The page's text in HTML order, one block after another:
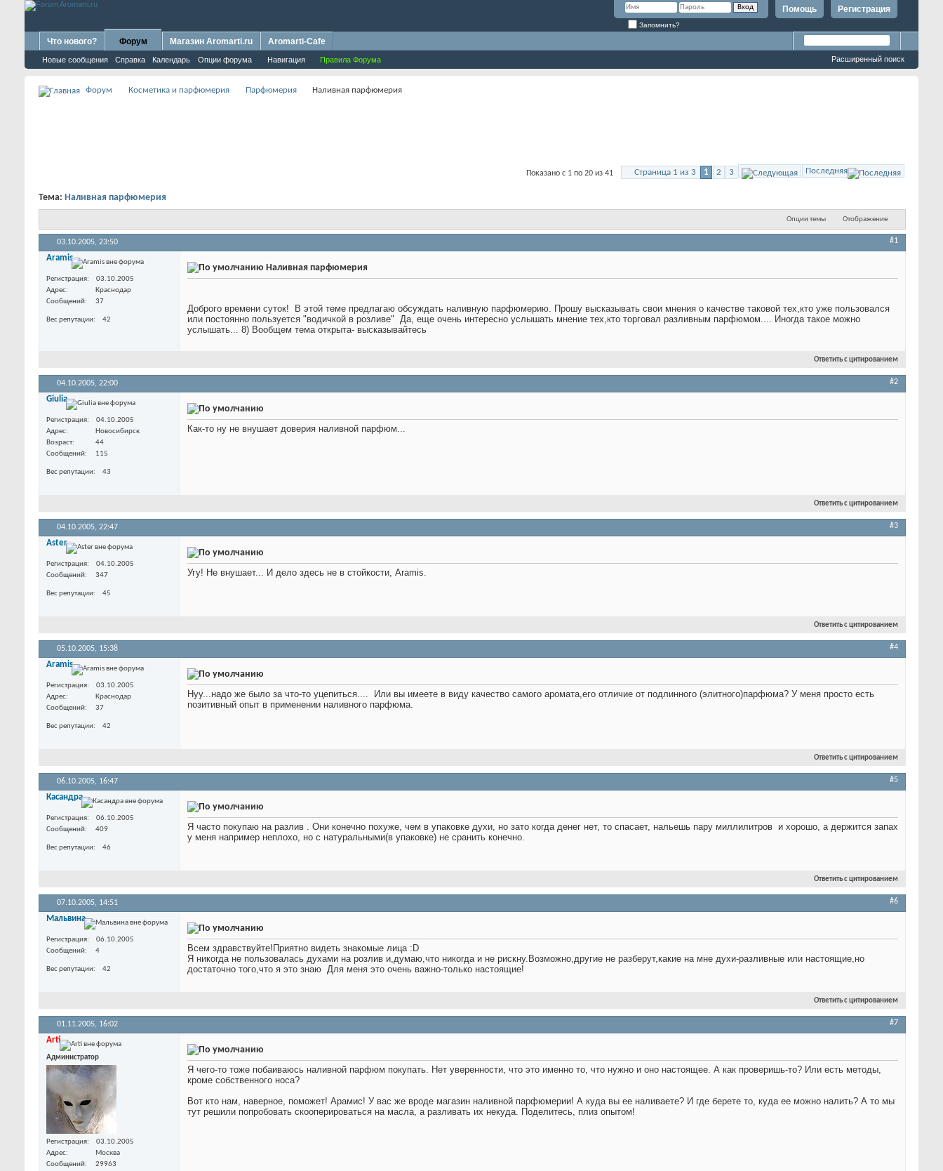
Регистрация
Помощь
Запомнить?
Что нового? Форум
Новые сообщения Справка Календарь Опции форума Навигация Правила Форума
Магазин Aromarti.ru Aromarti-Cafe
Расширенный поиск
Форум Косметика и парфюмерия Парфюмерия Наливная парфюмерия
Страница 1 из 3 1 2 3 Последняя
Показано с 1 по 20 из 41
Тема: Наливная парфюмерия
Опции темы Отображение
03.10.2005, 23:50 #1
Aramis
Регистрация
03.10.2005
Адрес
Краснодар
Сообщений
37
Вес репутации 42
Наливная парфюмерия
Доброго времени суток!
В этой теме предлагаю обсуждать наливную парфюмерию. Прошу высказывать свои мнения о качестве таковой тех,кто уже пользовался
или постоянно пользуется "водичкой в розливе" Да, еще очень интересно услышать мнение тех,кто торговал разливным парфюмом.... Иногда такое можно
услышать... 8) Вообщем тема открыта- высказывайтесь
Ответить с цитированием
04.10.2005, 22:00 #2
Giulia
Регистрация
04.10.2005
Адрес
Новосибирск
Возраст
44
Сообщений
115
Вес репутации 43
Как-то ну не внушает доверия наливной парфюм...
Ответить с цитированием
04.10.2005, 22:47 #3
Aster
Регистрация
04.10.2005
Сообщений
347
Вес репутации 45
Угу! Не внушает... И дело здесь не в стойкости, Aramis.
Ответить с цитированием
05.10.2005, 15:38 #4
Aramis
Регистрация
03.10.2005
Адрес
Краснодар
Сообщений
37
Вес репутации 42
Нуу...надо же было за что-то уцепиться....
Или вы имеете в виду качество самого аромата,его отличие от подлинного (элитного)парфюма? У меня просто есть
позитивный опыт в применении наливного парфюма.
Ответить с цитированием
06.10.2005, 16:47 #5
Касандра
Регистрация
06.10.2005
Сообщений
409
Вес репутации 46
Я часто покупаю на разлив . Они конечно похуже, чем в упаковке духи, но зато когда денег нет, то спасает, нальешь пару миллилитров и хорошо, а держится запах
у меня например неплохо, но с натуральными(в упаковке) не сранить конечно.
Ответить с цитированием
07.10.2005, 14:51 #6
Мальвина
Регистрация
06.10.2005
Сообщений
4
Вес репутации 42
Всем здравствуйте!Приятно видеть знакомые лица :D
Я никогда не пользовалась духами на розлив и,думаю,что никогда и не рискну.Возможно,другие не разберут,какие на мне духи-разливные или настоящие,но
достаточно того,что я это знаю Для меня это очень важно-только настоящие!
Ответить с цитированием
01.11.2005, 16:02 #7
Arti
Администратор
Регистрация
03.10.2005
Адрес
Москва
Сообщений
29963
Я чего-то тоже побаиваюсь наливной парфюм покупать. Нет уверенности, что это именно то, что нужно и оно настоящее. А как проверишь-то? Или есть методы,
кроме собственного носа?
Вот кто нам, наверное, поможет! Арамис! У вас же вроде магазин наливной парфюмерии! А куда вы ее наливаете? И где берете то, куда ее можно налить? А то мы
тут решили попробовать скооперироваться на масла, а разливать их некуда. Поделитесь, плиз опытом!